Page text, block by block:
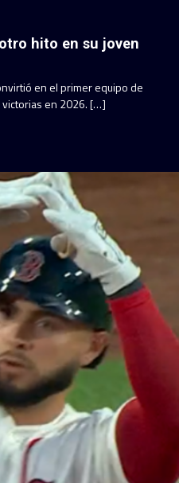
hito en su joven
en el primer equipo de
victorias en 2026. […]